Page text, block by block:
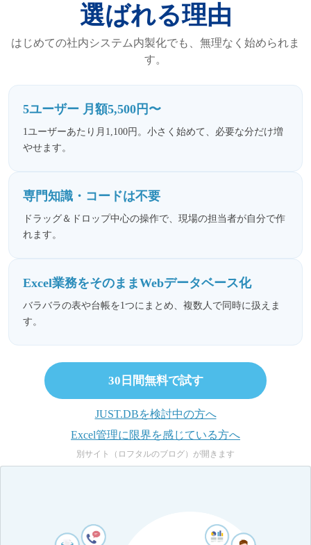
選ばれる理由
はじめての社内システム内製化でも、無理なく始められま
す。
5ユーザー 月額5,500円〜
1ユーザーあたり月1,100円。小さく始めて、必要な分だけ増
やせます。
専門知識・コードは不要
ドラッグ＆ドロップ中心の操作で、現場の担当者が自分で作
れます。
Excel業務をそのままWebデータベース化
バラバラの表や台帳を1つにまとめ、複数人で同時に扱えま
す。
30日間無料で試す
JUST.DBを検討中の方へ
Excel管理に限界を感じている方へ
別サイト（ロフタルのブログ）が開きます